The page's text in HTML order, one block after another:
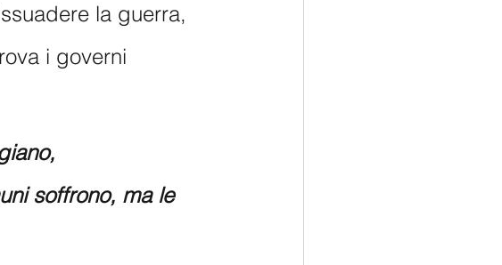
la guerra,
i governi
soffrono, ma le